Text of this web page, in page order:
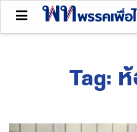
Tag: